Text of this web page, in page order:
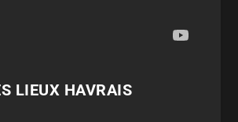
LIEUX HAVRAIS